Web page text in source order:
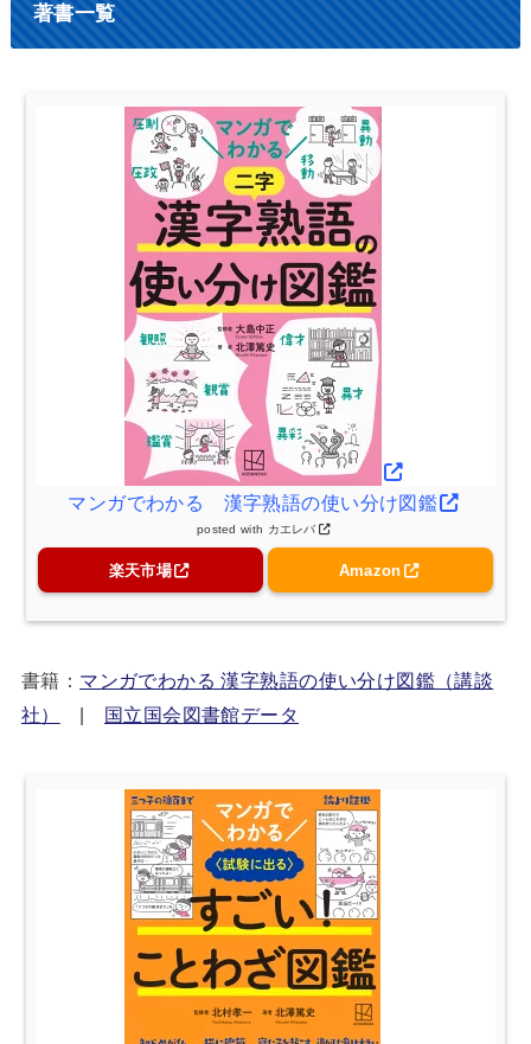
著書一覧
マンガでわかる 漢字熟語の使い分け図鑑
posted with カエレバ
楽天市場 Amazon
書籍： マンガでわかる 漢字熟語の使い分け図鑑（講談
社）
| 国立国会図書館データ